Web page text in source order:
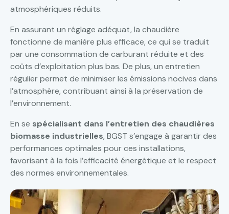
atmosphériques réduits.
En assurant un réglage adéquat, la chaudière
fonctionne de manière plus efficace, ce qui se traduit
par une consommation de carburant réduite et des
coûts d’exploitation plus bas. De plus, un entretien
régulier permet de minimiser les émissions nocives dans
l’atmosphère, contribuant ainsi à la préservation de
l’environnement.
En se spécialisant dans l’entretien des chaudières
biomasse industrielles, BGST s’engage à garantir des
performances optimales pour ces installations,
favorisant à la fois l’efficacité énergétique et le respect
des normes environnementales.